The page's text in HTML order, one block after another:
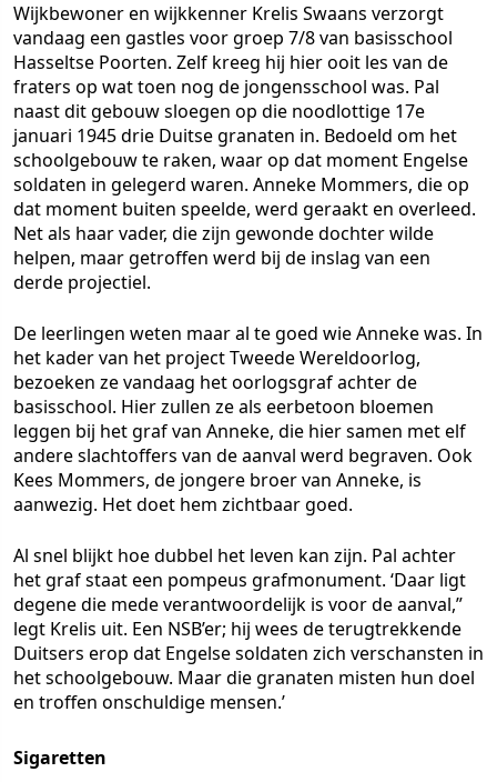
Wijkbewoner en wijkkenner Krelis Swaans verzorgt
vandaag een gastles voor groep 7/8 van basisschool
Hasseltse Poorten. Zelf kreeg hij hier ooit les van de
fraters op wat toen nog de jongensschool was. Pal
naast dit gebouw sloegen op die noodlottige 17e
januari 1945 drie Duitse granaten in. Bedoeld om het
schoolgebouw te raken, waar op dat moment Engelse
soldaten in gelegerd waren. Anneke Mommers, die op
dat moment buiten speelde, werd geraakt en overleed.
Net als haar vader, die zijn gewonde dochter wilde
helpen, maar getroffen werd bij de inslag van een
derde projectiel.
De leerlingen weten maar al te goed wie Anneke was. In
het kader van het project Tweede Wereldoorlog,
bezoeken ze vandaag het oorlogsgraf achter de
basisschool. Hier zullen ze als eerbetoon bloemen
leggen bij het graf van Anneke, die hier samen met elf
andere slachtoffers van de aanval werd begraven. Ook
Kees Mommers, de jongere broer van Anneke, is
aanwezig. Het doet hem zichtbaar goed.
Al snel blijkt hoe dubbel het leven kan zijn. Pal achter
het graf staat een pompeus grafmonument. ‘Daar ligt
degene die mede verantwoordelijk is voor de aanval,”
legt Krelis uit. Een NSB’er; hij wees de terugtrekkende
Duitsers erop dat Engelse soldaten zich verschansten in
het schoolgebouw. Maar die granaten misten hun doel
en troffen onschuldige mensen.’
Sigaretten